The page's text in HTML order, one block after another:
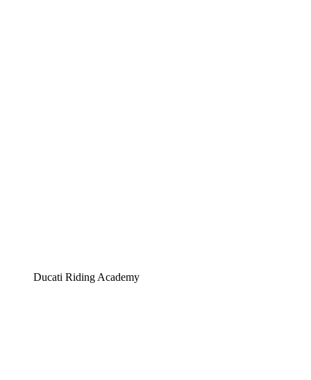
Ducati Riding Academy